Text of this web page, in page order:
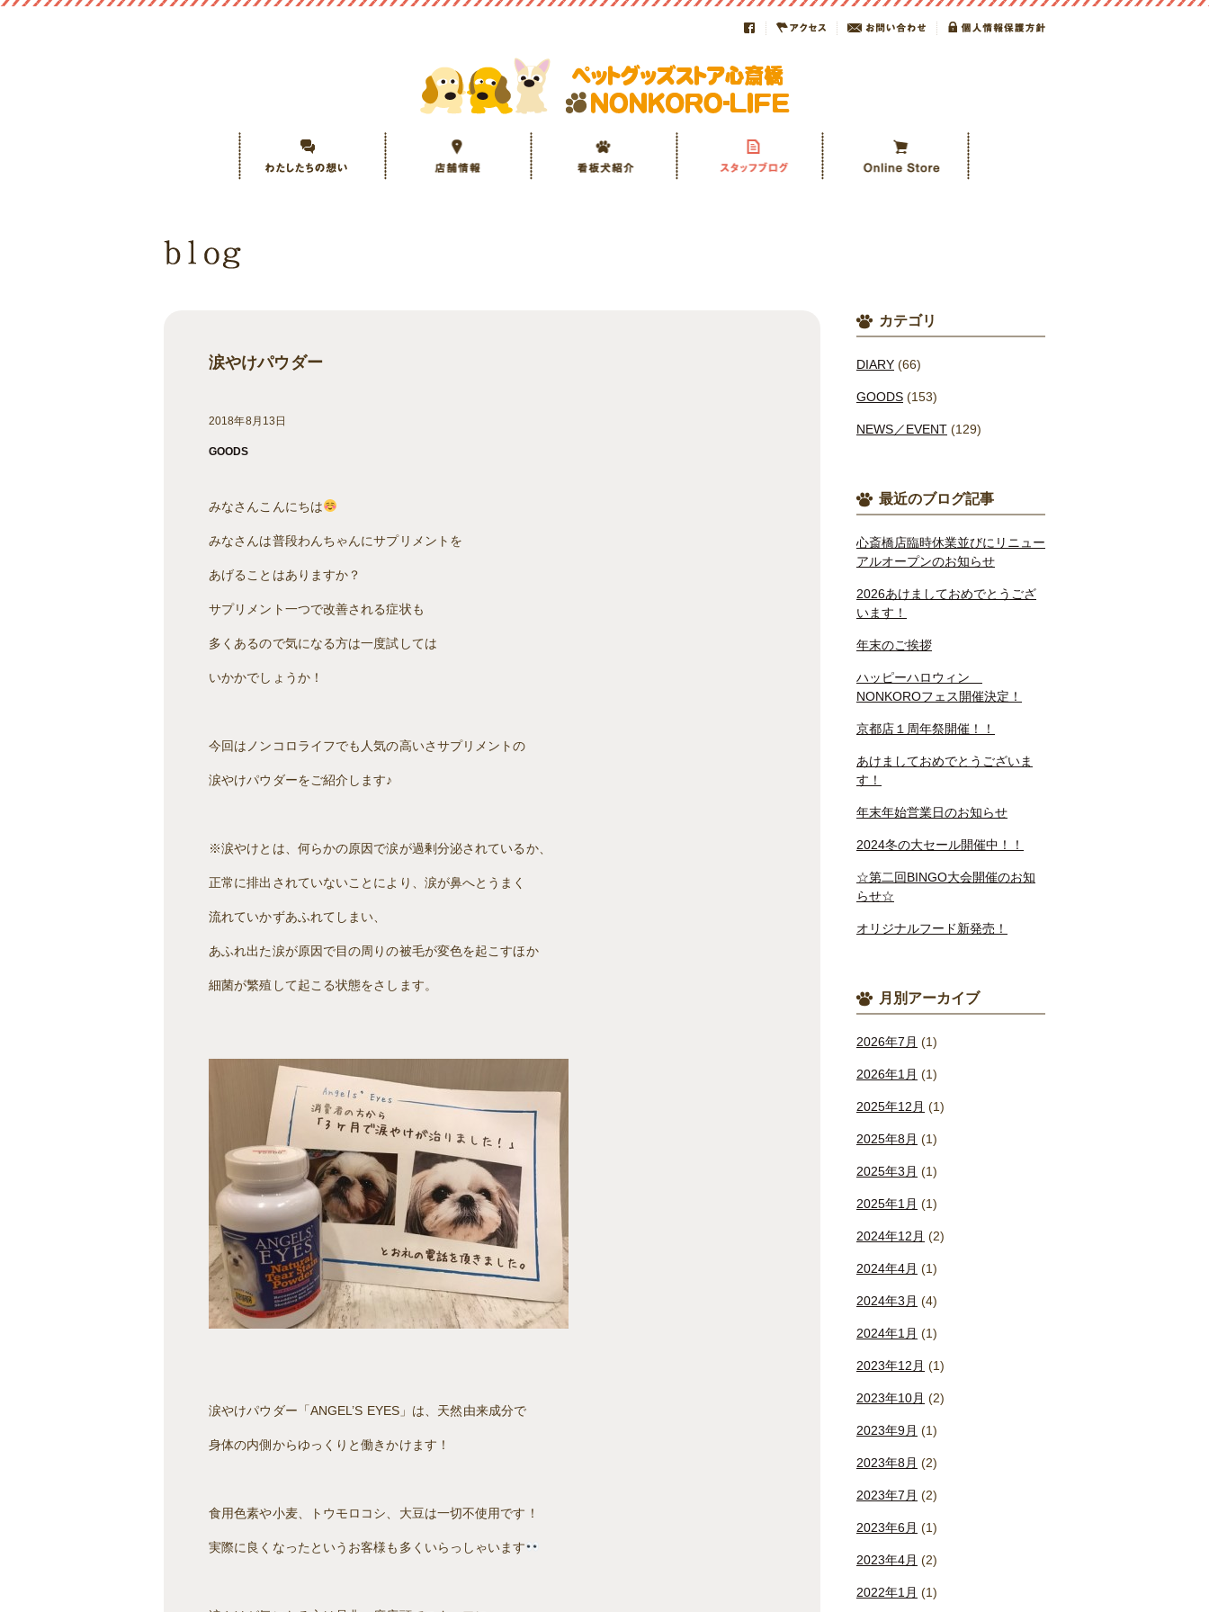
涙やけパウダー
2018年8月13日
GOODS
みなさんこんにちは
みなさんは普段わんちゃんにサプリメントを
あげることはありますか？
サプリメント一つで改善される症状も
多くあるので気になる方は一度試しては
いかかでしょうか！
今回はノンコロライフでも人気の高いさサプリメントの
涙やけパウダーをご紹介します♪
※涙やけとは、何らかの原因で涙が過剰分泌されているか、
正常に排出されていないことにより、涙が鼻へとうまく
流れていかずあふれてしまい、
あふれ出た涙が原因で目の周りの被毛が変色を起こすほか
細菌が繁殖して起こる状態をさします。
涙やけパウダー「ANGEL’S EYES」は、天然由来成分で
身体の内側からゆっくりと働きかけます！
食用色素や小麦、トウモロコシ、大豆は一切不使用です！
実際に良くなったというお客様も多くいらっしゃいます
カテゴリ
DIARY (66)
GOODS (153)
NEWS／EVENT (129)
最近のブログ記事
心斎橋店臨時休業並びにリニュー
アルオープンのお知らせ
2026あけましておめでとうござ
います！
年末のご挨拶
ハッピーハロウィン
NONKOROフェス開催決定！
京都店１周年祭開催！！
あけましておめでとうございま
す！
年末年始営業日のお知らせ
2024冬の大セール開催中！！
☆第二回BINGO大会開催のお知
らせ☆
オリジナルフード新発売！
月別アーカイブ
2026年7月 (1)
2026年1月 (1)
2025年12月 (1)
2025年8月 (1)
2025年3月 (1)
2025年1月 (1)
2024年12月 (2)
2024年4月 (1)
2024年3月 (4)
2024年1月 (1)
2023年12月 (1)
2023年10月 (2)
2023年9月 (1)
2023年8月 (2)
2023年7月 (2)
2023年6月 (1)
2023年4月 (2)
2022年1月 (1)